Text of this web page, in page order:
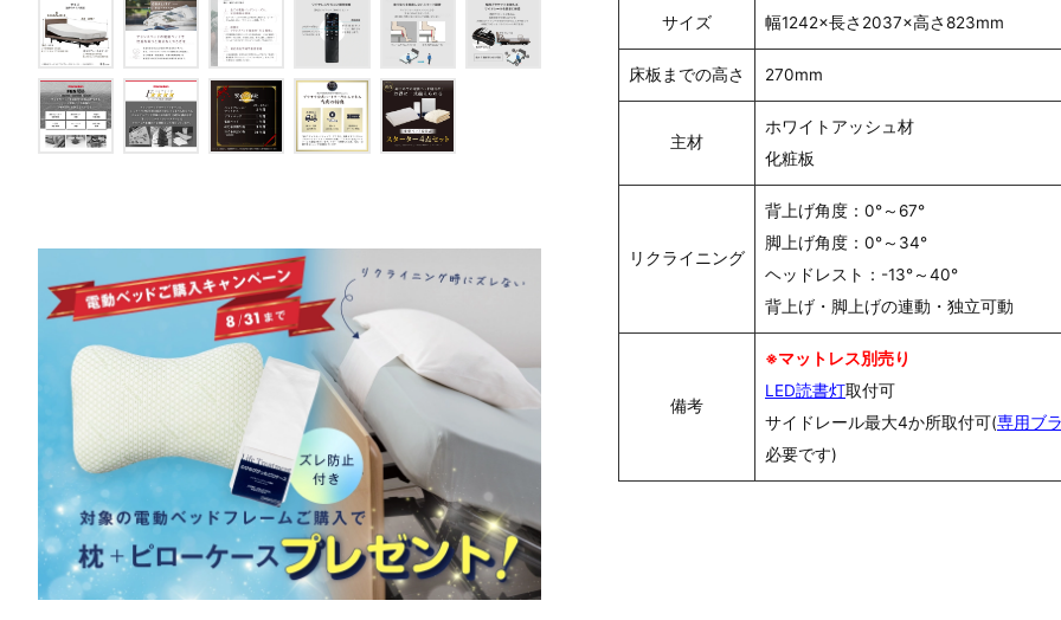
サイズ 幅1242×長さ2037×高さ823mm
床板までの高さ 270mm
主材
ホワイトアッシュ材
化粧板
リクライニング
背上げ角度：0°～67°
脚上げ角度：0°～34°
ヘッドレスト：-13°～40°
背上げ・脚上げの連動・独立可動
備考
※マットレス別売り
LED読書灯取付可
サイドレール最大4か所取付可(専用ブ
必要です)